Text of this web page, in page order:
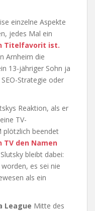
einzelne Aspekte
jedes Mal ein
Titelfavorit ist.
Arnheim die
13-jähriger Sohn ja
Strategie oder
Reaktion, als er
TV-
plötzlich beendet
TV den Namen
bleibt dabei:
es sei nie
als ein
League Mitte des